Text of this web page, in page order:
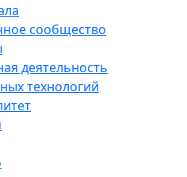
сообщество
деятельность
технологий